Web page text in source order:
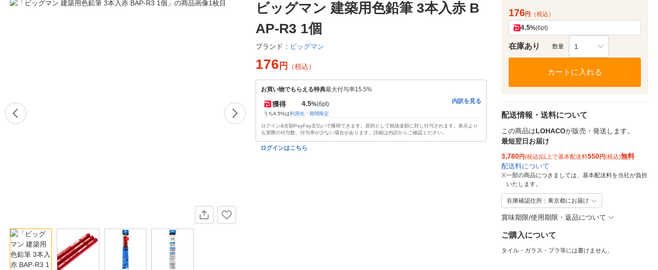
ビッグマン 建築用色鉛筆 3本入赤 B
AP-R3 1個
ブランド： ビッグマン
176 円 （税込）
お買い物でもらえる特典最大付与率15.5%
獲得 4.5%(6pt)
うち4.5%は利用先・期間限定
内訳を見る
ログイン&全額PayPay支払いで獲得できます。原則として税抜金額に対し付与されます。表示より
も実際の付与数、付与率が少ない場合があります。詳細は内訳からご確認ください。
ログインはこちら
176円 （税込）
4.5%(6pt)
在庫あり 数量 1
カートに入れる
配送情報・送料について
この商品はLOHACOが販売・発送します。
最短翌日お届け
3,780円(税込)以上で基本配送料550円(税込)無料
配送料について
※一部の商品につきましては、基本配送料を当社が負担
いたします。
在庫確認住所：東京都にお届け
賞味期限/使用期限・返品について
ご購入について
タイル・ガラス・プラ等には書けません。